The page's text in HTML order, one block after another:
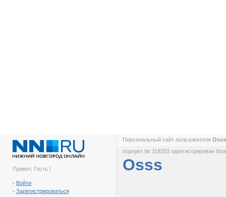
Привет, Гость !
- Войти
- Зарегистрироваться
Персональный сайт пользователя
портрет № 119203 зарегистрирован
Osss